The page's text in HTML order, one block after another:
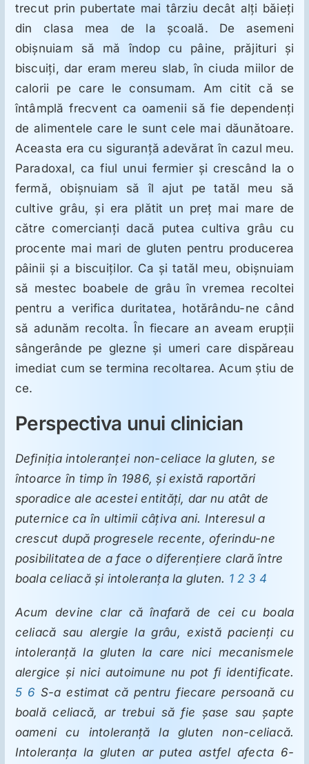
trecut prin pubertate mai târziu decât alţi băieţi
din clasa mea de la şcoală. De asemeni
obişnuiam să mă îndop cu pâine, prăjituri şi
biscuiţi, dar eram mereu slab, în ciuda miilor de
calorii pe care le consumam. Am citit că se
întâmplă frecvent ca oamenii să fie dependenţi
de alimentele care le sunt cele mai dăunătoare.
Aceasta era cu siguranţă adevărat în cazul meu.
Paradoxal, ca fiul unui fermier şi crescând la o
fermă, obişnuiam să îl ajut pe tatăl meu să
cultive grâu, şi era plătit un preţ mai mare de
către comercianţi dacă putea cultiva grâu cu
procente mai mari de gluten pentru producerea
pâinii şi a biscuiţilor. Ca şi tatăl meu, obişnuiam
să mestec boabele de grâu în vremea recoltei
pentru a verifica duritatea, hotărându-ne când
să adunăm recolta. În fiecare an aveam erupţii
sângerânde pe glezne şi umeri care dispăreau
imediat cum se termina recoltarea. Acum ştiu de
ce.
Perspectiva unui clinician
Definiţia intoleranţei non-celiace la gluten, se
întoarce în timp în 1986, şi există raportări
sporadice ale acestei entităţi, dar nu atât de
puternice ca în ultimii câţiva ani. Interesul a
crescut după progresele recente, oferindu-ne
posibilitatea de a face o diferenţiere clară între
boala celiacă şi intoleranţa la gluten. 1 2 3 4
Acum devine clar că înafară de cei cu boala
celiacă sau alergie la grâu, există pacienţi cu
intoleranţă la gluten la care nici mecanismele
alergice şi nici autoimune nu pot fi identificate.
5 6 S-a estimat că pentru fiecare persoană cu
boală celiacă, ar trebui să fie şase sau şapte
oameni cu intoleranţă la gluten non-celiacă.
Intoleranţa la gluten ar putea astfel afecta 6-